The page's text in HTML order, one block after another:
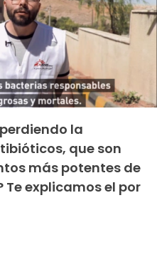
la
que son
más potentes de
explicamos el por